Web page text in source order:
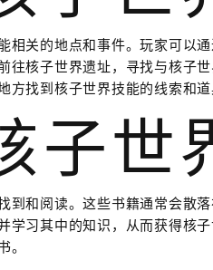
相关的地点和事件。玩家可以
往核子世界遗址，寻找与核子
找到核子世界技能的线索和道
子世
到和阅读。这些书籍通常会散
学习其中的知识，从而获得核
。